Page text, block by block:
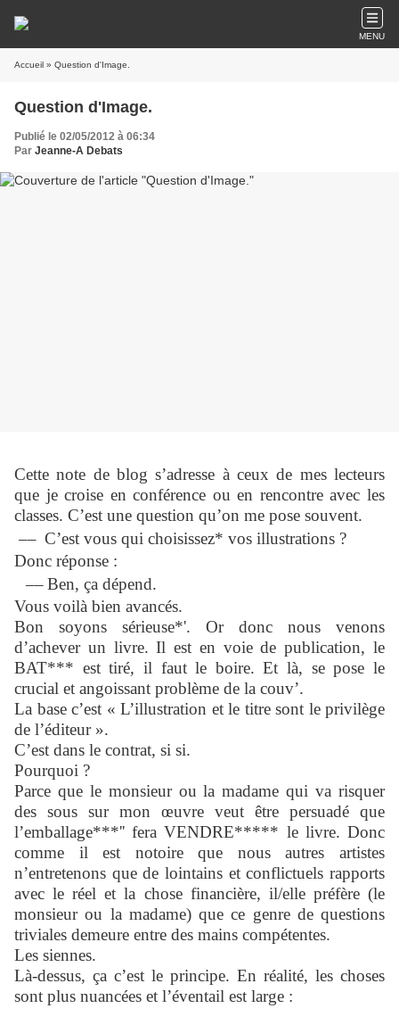
MENU
Accueil » Question d'Image.
Question d'Image.
Publié le 02/05/2012 à 06:34
Par Jeanne-A Debats
Cette note de blog s’adresse à ceux de mes lecteurs
que je croise en conférence ou en rencontre avec les
classes. C’est une question qu’on me pose souvent.
–– C’est vous qui choisissez* vos illustrations ?
Donc réponse :
––Ben, ça dépend.
Vous voilà bien avancés.
Bon soyons sérieuse*'. Or donc nous venons
d’achever un livre. Il est en voie de publication, le
BAT*** est tiré, il faut le boire. Et là, se pose le
crucial et angoissant problème de la couv’.
La base c’est « L’illustration et le titre sont le privilège
de l’éditeur ».
C’est dans le contrat, si si.
Pourquoi ?
Parce que le monsieur ou la madame qui va risquer
des sous sur mon œuvre veut être persuadé que
l’emballage***'' fera VENDRE***** le livre. Donc
comme il est notoire que nous autres artistes
n’entretenons que de lointains et conflictuels rapports
avec le réel et la chose financière, il/elle préfère (le
monsieur ou la madame) que ce genre de questions
triviales demeure entre des mains compétentes.
Les siennes.
Là-dessus, ça c’est le principe. En réalité, les choses
sont plus nuancées et l’éventail est large :